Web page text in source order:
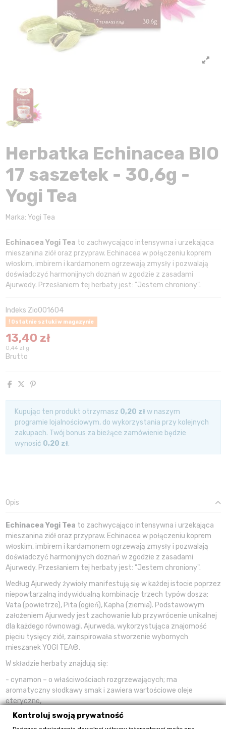
Herbatka Echinacea BIO
17 saszetek - 30,6g -
Yogi Tea
Marka: Yogi Tea
Echinacea Yogi Tea to zachwycająco intensywna i urzekająca
mieszanina ziół oraz przypraw. Echinacea w połączeniu koprem
włoskim, imbirem i kardamonem ogrzewają zmysły i pozwalają
doświadczyć harmonijnych doznań w zgodzie z zasadami
Ajurwedy. Przesłaniem tej herbaty jest: "Jestem chroniony".
Indeks Zio001604
Ostatnie sztuki w magazynie
13,40 zł
0,44 zł g
Brutto
Kupując ten produkt otrzymasz 0,20 złw naszym
programie lojalnościowym, do wykorzystania przy kolejnych
zakupach. Twój bonus za bieżące zamówienie będzie
wynosić 0,20 zł.
Opis
Echinacea Yogi Tea to zachwycająco intensywna i urzekająca
mieszanina ziół oraz przypraw. Echinacea w połączeniu koprem
włoskim, imbirem i kardamonem ogrzewają zmysły i pozwalają
doświadczyć harmonijnych doznań w zgodzie z zasadami
Ajurwedy. Przesłaniem tej herbaty jest: "Jestem chroniony".
Według Ajurwedy żywioły manifestują się w każdej istocie poprzez
niepowtarzalną indywidualną kombinację trzech typów dosza:
Vata (powietrze), Pita (ogień), Kapha (ziemia). Podstawowym
założeniem Ajurwedy jest zachowanie lub przywrócenie unikalnej
dla każdego równowagi. Ajurweda, wykorzystująca znajomość
pięciu tysięcy ziół, zainspirowała stworzenie wybornych
mieszanek YOGI TEA®.
W składzie herbaty znajdują się:
- cynamon – o właściwościach rozgrzewających; ma
aromatyczny słodkawy smak i zawiera wartościowe oleje
eteryczne,
- echinacea - ma lekko słodki i cierpko-korzenny smak,
Kontroluj swoją prywatność